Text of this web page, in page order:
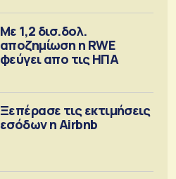
Με 1,2 δισ.δολ.
αποζημίωση η RWE
φεύγει απο τις ΗΠΑ
Ξεπέρασε τις εκτιμήσεις
εσόδων η Airbnb